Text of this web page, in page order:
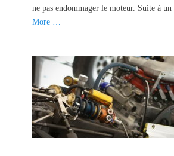
n
ne pas endommager le moteur. Suite à un
More …